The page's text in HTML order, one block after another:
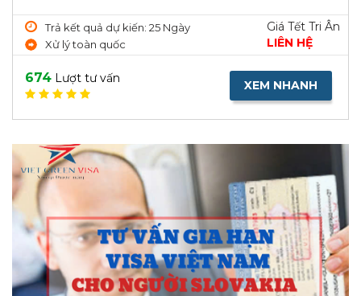
Trả kết quả dự kiến: 25 Ngày
Xử lý toàn quốc
Giá Tết Tri Ân
LIÊN HỆ
674 Lượt tư vấn XEM NHANH